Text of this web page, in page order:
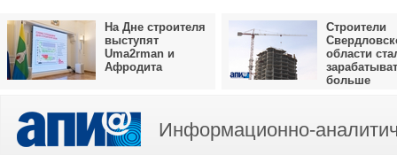
На Дне строителя
выступят
Uma2rman и
Афродита
Строители
области
больше
Информационно-